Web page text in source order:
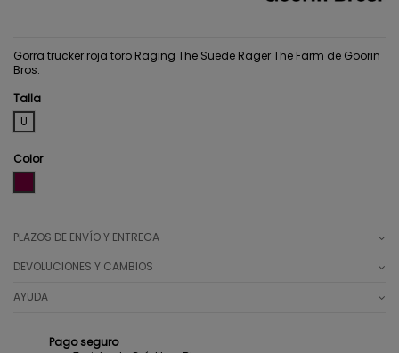
Gorra trucker roja toro Raging The Suede Rager The Farm de Goorin
Bros.
Talla
U
Color
PLAZOS DE ENVÍO Y ENTREGA
DEVOLUCIONES Y CAMBIOS
AYUDA
Pago seguro